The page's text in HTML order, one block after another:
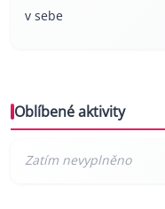
v sebe
Oblíbené aktivity